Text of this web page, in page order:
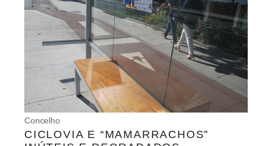
Concelho
CICLOVIA E “MAMARRACHOS”